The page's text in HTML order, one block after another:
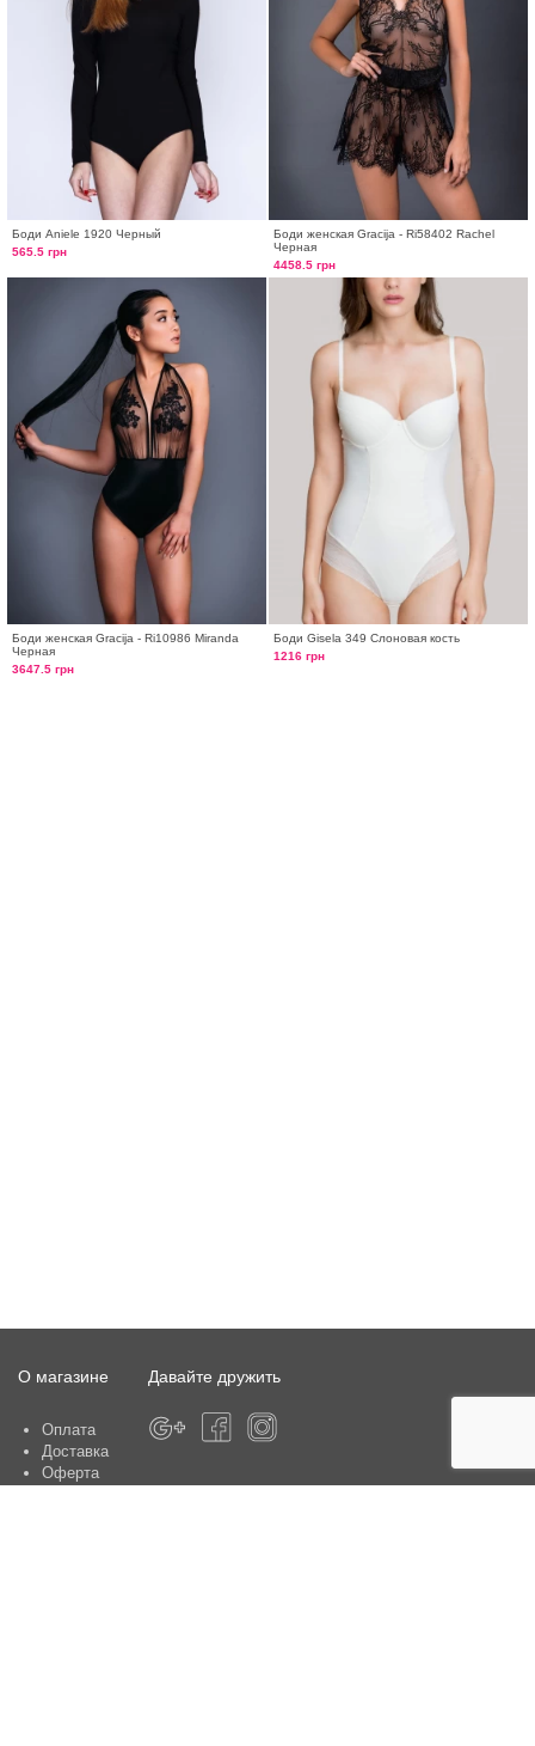
Боди Aniele 1920 Черный
565.5 грн
Боди женская Gracija - Ri58402 Rachel
Черная
4458.5 грн
Боди женская Gracija - Ri10986 Miranda
Черная
3647.5 грн
Боди Gisela 349 Слоновая кость
1216 грн
О магазине
Оплата
Доставка
Оферта
Давайте дружить